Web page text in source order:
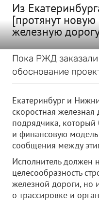
Из
[протянут
железную
Пока РЖД
обоснование
Екатеринбург и
скоростная
подрядчика, который
и финансовую
сообщения между
Исполнитель должен
целесообразность
железной дороги, но
о трассировке и